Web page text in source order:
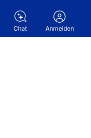
Chat Anmelden